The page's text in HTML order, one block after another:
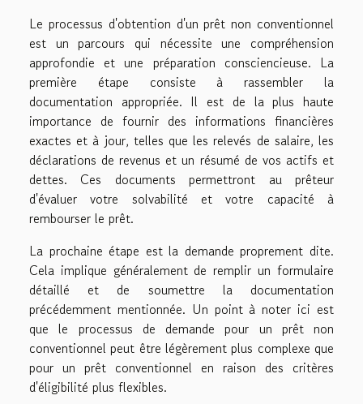
Le processus d'obtention d'un prêt non conventionnel
est un parcours qui nécessite une compréhension
approfondie et une préparation consciencieuse. La
première étape consiste à rassembler la
documentation appropriée. Il est de la plus haute
importance de fournir des informations financières
exactes et à jour, telles que les relevés de salaire, les
déclarations de revenus et un résumé de vos actifs et
dettes. Ces documents permettront au prêteur
d'évaluer votre solvabilité et votre capacité à
rembourser le prêt.
La prochaine étape est la demande proprement dite.
Cela implique généralement de remplir un formulaire
détaillé et de soumettre la documentation
précédemment mentionnée. Un point à noter ici est
que le processus de demande pour un prêt non
conventionnel peut être légèrement plus complexe que
pour un prêt conventionnel en raison des critères
d'éligibilité plus flexibles.